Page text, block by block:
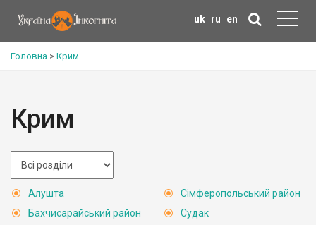
uk ru en
Головна > Крим
Крим
Алушта
Бахчисарайський район
Сімферопольський район
Судак